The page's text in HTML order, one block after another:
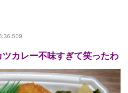
カレー不味すぎて笑ったわ